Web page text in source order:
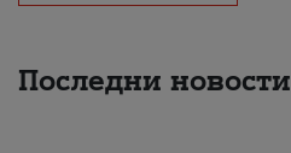
Последни новости